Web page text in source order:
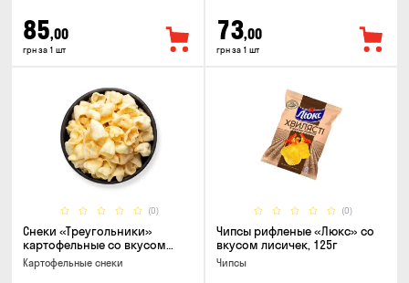
85,00
грн за 1 шт
73,00
грн за 1 шт
(0)
Снеки «Треугольники»
картофельные со вкусом
сметаны с луком
Картофельные снеки
(0)
Чипсы рифленые «Люкс» со
вкусом лисичек, 125г
Чипсы